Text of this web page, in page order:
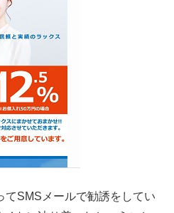
SMSメールで勧誘をしてい